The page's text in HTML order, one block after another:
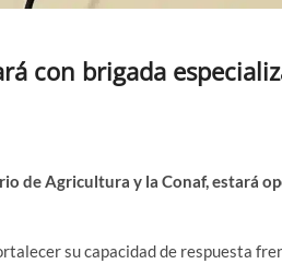
con brigada
de Agricultura y la Conaf, estará
su capacidad de respuesta